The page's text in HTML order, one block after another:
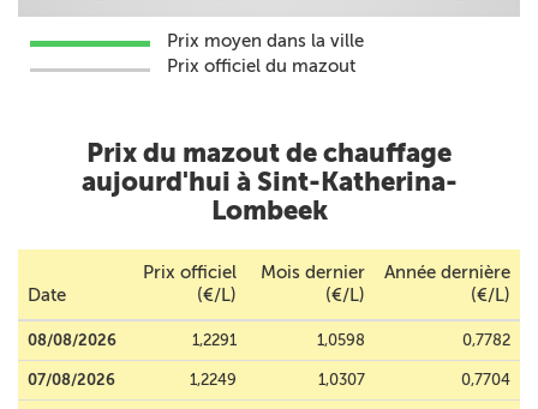
Prix moyen dans la ville
Prix officiel du mazout
Prix du mazout de chauffage
aujourd'hui à Sint-Katherina-
Lombeek
Date
Prix officiel
(€/L)
Mois dernier
(€/L)
Année dernière
(€/L)
08/08/2026 1,2291 1,0598 0,7782
07/08/2026 1,2249 1,0307 0,7704